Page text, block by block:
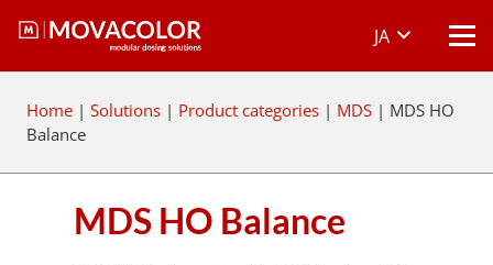
JA
Home | Solutions | Product categories | MDS | MDS HO
Balance
MDS HO Balance